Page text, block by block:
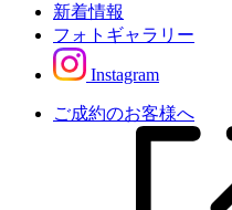
新着情報
フォトギャラリー
Instagram
ご成約のお客様へ